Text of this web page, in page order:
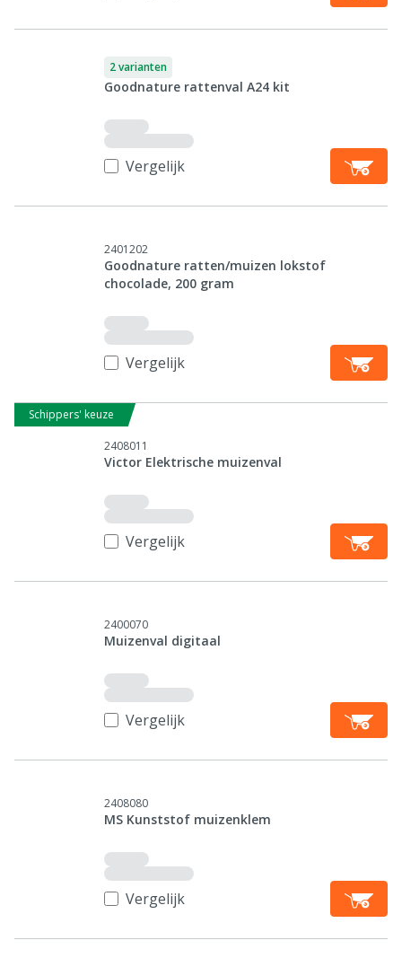
2 varianten
Goodnature rattenval A24 kit
Vergelijk
2401202
Goodnature ratten/muizen lokstof
chocolade, 200 gram
Vergelijk
Schippers' keuze
2408011
Victor Elektrische muizenval
Vergelijk
2400070
Muizenval digitaal
Vergelijk
2408080
MS Kunststof muizenklem
Vergelijk